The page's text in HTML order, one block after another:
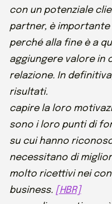
con un potenziale
partner, è
perché alla fine è a
aggiungere valore in
relazione. In
risultati.
capire la loro
sono i loro punti di
su cui hanno
necessitano di
molto ricettivi nei
business. [HBR]